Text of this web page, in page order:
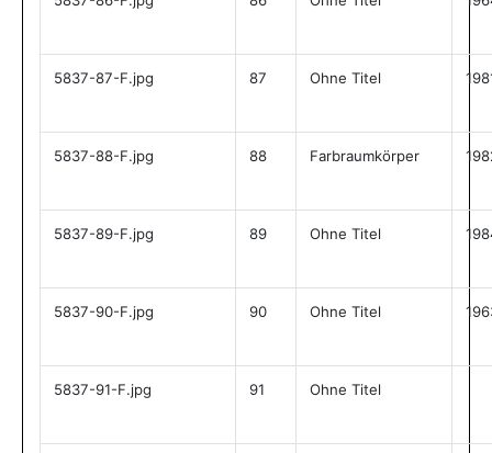
5837-87-F.jpg 87 Ohne Titel
5837-88-F.jpg 88 Farbraumkörper
5837-89-F.jpg 89 Ohne Titel
5837-90-F.jpg 90 Ohne Titel
5837-91-F.jpg 91 Ohne Titel